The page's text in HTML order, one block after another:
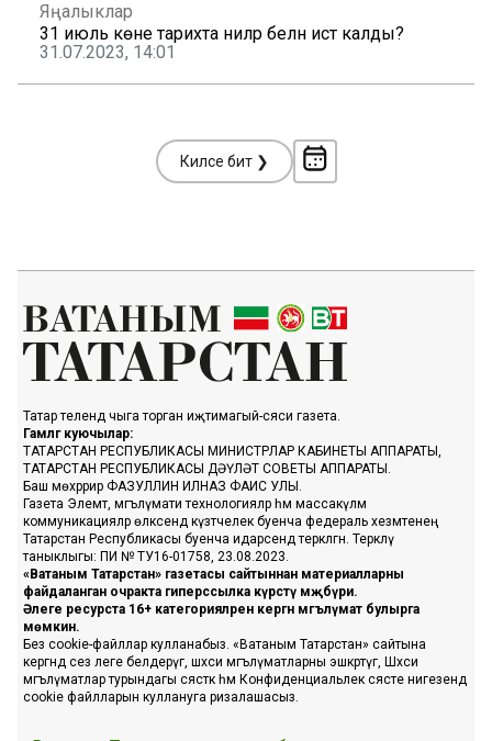
Яңалыклар
31 июль көне тарихта ниләр белән истә калды?
31.07.2023, 14:01
Киләсе бит ❯
Татар телендә чыга торган иҗтимагый-сәяси газета.
Гамәлгә куючылар:
ТАТАРСТАН РЕСПУБЛИКАСЫ МИНИСТРЛАР КАБИНЕТЫ АППАРАТЫ,
ТАТАРСТАН РЕСПУБЛИКАСЫ ДӘҮЛӘТ СОВЕТЫ АППАРАТЫ.
Баш мөхәррир ФАЗУЛЛИН ИЛНАЗ ФАИС УЛЫ.
Газета Элемтә, мәгълүмати технологияләр һәм массакүләм
коммуникацияләр өлкәсендә күзәтчелек буенча федераль хезмәтенең
Татарстан Республикасы буенча идарәсендә теркәлгән. Теркәлү
таныклыгы: ПИ № ТУ16-01758, 23.08.2023.
«Ватаным Татарстан» газетасы сайтыннан материалларны
файдаланган очракта гиперссылка күрсәтү мәҗбүри.
Әлеге ресурста 16+ категорияләренә кергән мәгълүмат булырга
мөмкин.
Без cookie-файллар кулланабыз. «Ватаным Татарстан» сайтына
кергәндә сез әлеге белдерүгә, шәхси мәгълүматларны эшкәртүгә, Шәхси
мәгълүматлар турындагы сәясәткә һәм Конфиденциальлек сәясәте нигезендә
cookie файлларын куллануга ризалашасыз.